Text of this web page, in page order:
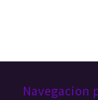
Navegacion